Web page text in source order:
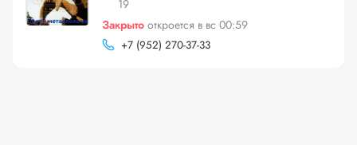
19
Закрыто откроется в вс 00:59
+7 (952) 270-37-33